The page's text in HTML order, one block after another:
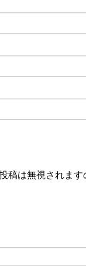
稿は無視されます